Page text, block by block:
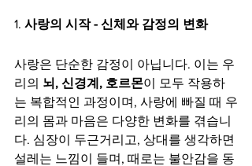
1. 사랑의 시작 - 신체와 감정의 변화
사랑은 단순한 감정이 아닙니다. 이는 우
리의 뇌, 신경계, 호르몬이 모두 작용하
는 복합적인 과정이며, 사랑에 빠질 때 우
리의 몸과 마음은 다양한 변화를 겪습니
다. 심장이 두근거리고, 상대를 생각하면
설레는 느낌이 들며, 때로는 불안감을 동